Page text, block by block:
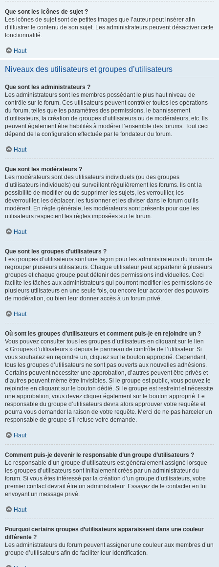
Que sont les icônes de sujet ?
Les icônes de sujet sont de petites images que l’auteur peut insérer afin
d’illustrer le contenu de son sujet. Les administrateurs peuvent désactiver cette
fonctionnalité.
Haut
Niveaux des utilisateurs et groupes d’utilisateurs
Que sont les administrateurs ?
Les administrateurs sont les membres possédant le plus haut niveau de
contrôle sur le forum. Ces utilisateurs peuvent contrôler toutes les opérations
du forum, telles que les paramètres des permissions, le bannissement
d’utilisateurs, la création de groupes d’utilisateurs ou de modérateurs, etc. Ils
peuvent également être habilités à modérer l’ensemble des forums. Tout ceci
dépend de la configuration effectuée par le fondateur du forum.
Haut
Que sont les modérateurs ?
Les modérateurs sont des utilisateurs individuels (ou des groupes
d’utilisateurs individuels) qui surveillent régulièrement les forums. Ils ont la
possibilité de modifier ou de supprimer les sujets, les verrouiller, les
déverrouiller, les déplacer, les fusionner et les diviser dans le forum qu’ils
modèrent. En règle générale, les modérateurs sont présents pour que les
utilisateurs respectent les règles imposées sur le forum.
Haut
Que sont les groupes d’utilisateurs ?
Les groupes d’utilisateurs sont une façon pour les administrateurs du forum de
regrouper plusieurs utilisateurs. Chaque utilisateur peut appartenir à plusieurs
groupes et chaque groupe peut détenir des permissions individuelles. Ceci
facilite les tâches aux administrateurs qui pourront modifier les permissions de
plusieurs utilisateurs en une seule fois, ou encore leur accorder des pouvoirs
de modération, ou bien leur donner accès à un forum privé.
Haut
Où sont les groupes d’utilisateurs et comment puis-je en rejoindre un ?
Vous pouvez consulter tous les groupes d’utilisateurs en cliquant sur le lien
« Groupes d’utilisateurs » depuis le panneau de contrôle de l’utilisateur. Si
vous souhaitez en rejoindre un, cliquez sur le bouton approprié. Cependant,
tous les groupes d’utilisateurs ne sont pas ouverts aux nouvelles adhésions.
Certains peuvent nécessiter une approbation, d’autres peuvent être privés et
d’autres peuvent même être invisibles. Si le groupe est public, vous pouvez le
rejoindre en cliquant sur le bouton dédié. Si le groupe est restreint et nécessite
une approbation, vous devez cliquer également sur le bouton approprié. Le
responsable du groupe d’utilisateurs devra alors approuver votre requête et
pourra vous demander la raison de votre requête. Merci de ne pas harceler un
responsable de groupe s’il refuse votre demande.
Haut
Comment puis-je devenir le responsable d’un groupe d’utilisateurs ?
Le responsable d’un groupe d’utilisateurs est généralement assigné lorsque
les groupes d’utilisateurs sont initialement créés par un administrateur du
forum. Si vous êtes intéressé par la création d’un groupe d’utilisateurs, votre
premier contact devrait être un administrateur. Essayez de le contacter en lui
envoyant un message privé.
Haut
Pourquoi certains groupes d’utilisateurs apparaissent dans une couleur
différente ?
Les administrateurs du forum peuvent assigner une couleur aux membres d’un
groupe d’utilisateurs afin de faciliter leur identification.